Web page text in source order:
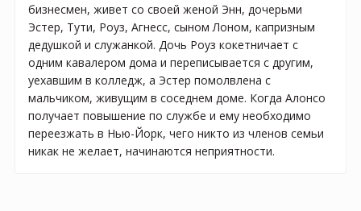
бизнесмен, живет со своей женой Энн, дочерьми
Эстер, Тути, Роуз, Агнесс, сыном Лоном, капризным
дедушкой и служанкой. Дочь Роуз кокетничает с
одним кавалером дома и переписывается с другим,
уехавшим в колледж, а Эстер помолвлена с
мальчиком, живущим в соседнем доме. Когда Алонсо
получает повышение по службе и ему необходимо
переезжать в Нью-Йорк, чего никто из членов семьи
никак не желает, начинаются неприятности.